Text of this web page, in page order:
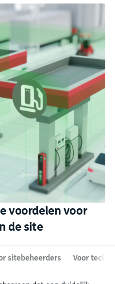
voordelen voor
de site
sitebeheerders Voor